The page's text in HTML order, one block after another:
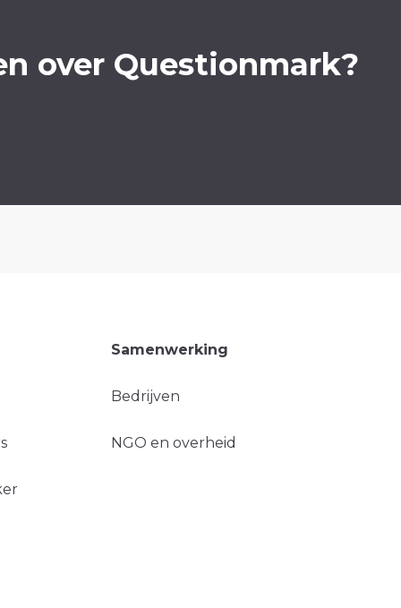
over Questionmark?
Samenwerking
Bedrijven
NGO en overheid